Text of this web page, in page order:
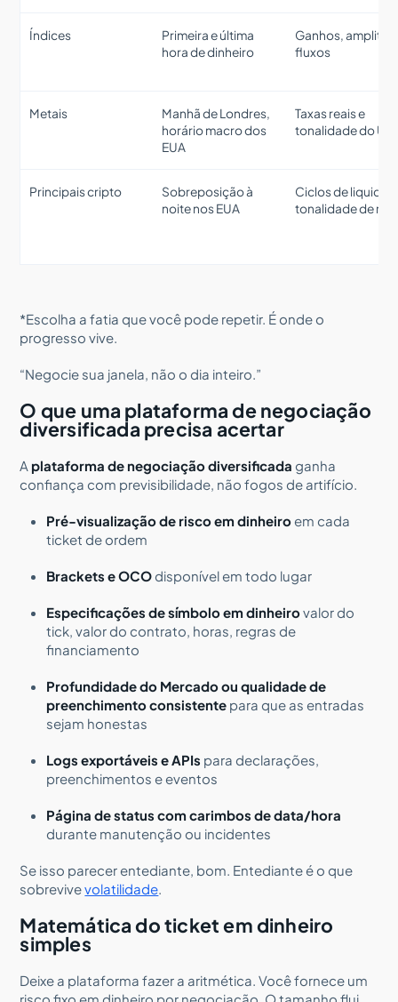
Índices
Primeira e última
hora de dinheiro
Ganhos,
fluxos
Metais
Manhã de Londres,
horário macro dos
EUA
Taxas reais e
tonalidade do
Principais cripto
Sobreposição à
noite nos EUA
Ciclos de liquidez,
tonalidade de
*Escolha a fatia que você pode repetir. É onde o
progresso vive.
“Negocie sua janela, não o dia inteiro.”
O que uma plataforma de negociação
diversificada precisa acertar
A plataforma de negociação diversificada ganha
confiança com previsibilidade, não fogos de artifício.
Pré-visualização de risco em dinheiro em cada
ticket de ordem
Brackets e OCO disponível em todo lugar
Especificações de símbolo em dinheirovalor do
tick, valor do contrato, horas, regras de
financiamento
Profundidade do Mercado ou qualidade de
preenchimento consistente para que as entradas
sejam honestas
Logs exportáveis e APIs para declarações,
preenchimentos e eventos
Página de status com carimbos de data/hora
durante manutenção ou incidentes
Se isso parecer entediante, bom. Entediante é o que
sobrevivevolatilidade.
Matemática do ticket em dinheiro
simples
Deixe a plataforma fazer a aritmética. Você fornece um